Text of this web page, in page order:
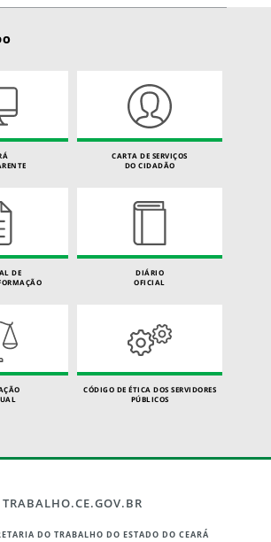
CARTA DE SERVIÇOS
DO CIDADÃO
DE
DIÁRIO
OFICIAL
CÓDIGO DE ÉTICA DOS SERVIDORES
PÚBLICOS
TRABALHO.CE.GOV.BR
DO TRABALHO DO ESTADO DO CEARÁ